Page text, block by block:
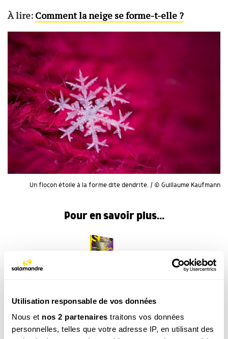
Utilisation responsable de vos données
Nous et nos 2 partenaires traitons vos données
personnelles, telles que votre adresse IP, en utilisant des
À lire: Comment la neige se forme-t-elle ?
Un flocon étoile à la forme dite dendrite. / © Guillaume Kaufmann
Pour en savoir plus...
Abonnement 1 an, Revue Salamandre + Hors-
série
49.00